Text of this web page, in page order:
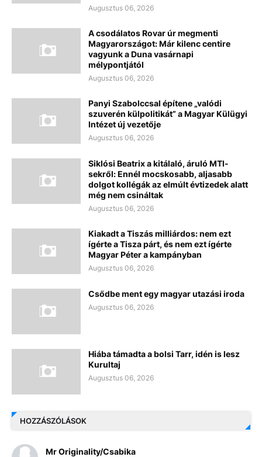
Augusztus 06, 2026
A csodálatos Rovar úr megmenti
Magyarországot: Már kilenc centire
vagyunk a Duna vasárnapi
mélypontjától
Augusztus 06, 2026
Panyi Szabolccsal építene „valódi
szuverén külpolitikát” a Magyar Külügyi
Intézet új vezetője
Augusztus 06, 2026
Siklósi Beatrix a kitálaló, áruló MTI-
sekről: Ennél mocskosabb, aljasabb
dolgot kollégák az elmúlt évtizedek alatt
még nem csináltak
Augusztus 06, 2026
Kiakadt a Tiszás milliárdos: nem ezt
ígérte a Tisza párt, és nem ezt ígérte
Magyar Péter a kampányban
Augusztus 06, 2026
Csődbe ment egy magyar utazási iroda
Augusztus 06, 2026
Hiába támadta a bolsi Tarr, idén is lesz
Kurultaj
Augusztus 06, 2026
HOZZÁSZÓLÁSOK
Mr Originality/Csabika